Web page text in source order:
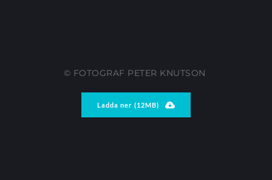
© FOTOGRAF PETER KNUTSON
Ladda ner (12MB)